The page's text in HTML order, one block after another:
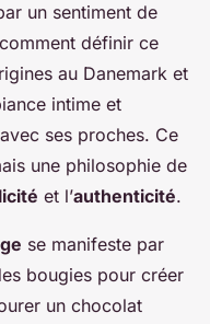
un sentiment de
définir ce
au Danemark et
intime et
ses proches. Ce
une philosophie de
et l’authenticité.
se manifeste par
bougies pour créer
un chocolat